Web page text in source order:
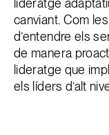
lideratge
canviant. Com
d’entendre els
de manera
lideratge que
els líders d’alt